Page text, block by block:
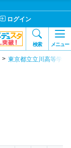
ログイン
検索 メニュー
東京都立立川高等学校